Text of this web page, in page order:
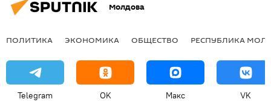
Молдова
ПОЛИТИКА ЭКОНОМИКА ОБЩЕСТВО РЕСПУБЛИКА
Telegram OK Макс VK